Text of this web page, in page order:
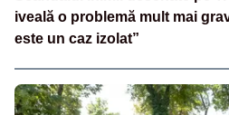
iveală o problemă mult mai
este un caz izolat”